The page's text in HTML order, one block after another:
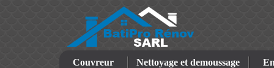
Couvreur
Nettoyage et demoussage